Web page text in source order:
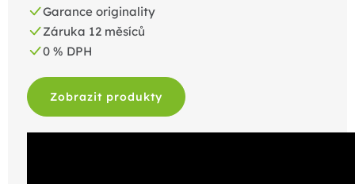
Garance originality
Záruka 12 měsíců
0 % DPH
Zobrazit produkty